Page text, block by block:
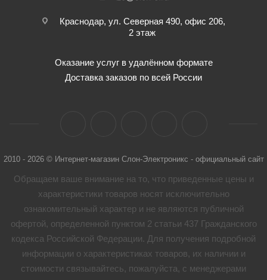
Краснодар, ул. Северная 490, офис 206,
2 этаж
Оказание услуг в удалённом формате
Доставка заказов по всей России
2010 - 2026 © Интернет-магазин Слон-Электроникс - официальный сайт
Обращаем ваше внимание на то, что приведенные цены и
характеристики товaров носят исключительно
ознакомительный характер и не являются публичной
офертой, определенной пунктом 2 статьи 437 Гражданского
кодекса Российской Федерации. Для получения подробной
информации о характеристиках товaров, их наличии и
стоимости связывайтесь, пожалуйста, с менеджерами